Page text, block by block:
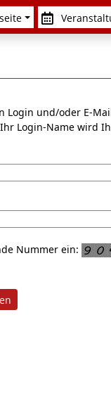
und/oder E-
Login-Name wird
Nummer ein: